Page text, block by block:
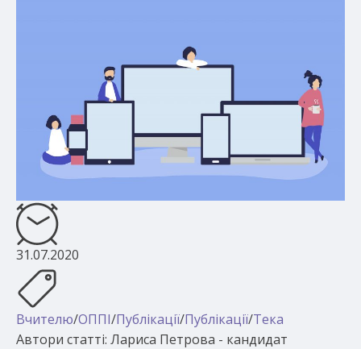
31.07.2020
Вчителю/ОППІ/Публікації/Публікації/Тека
Автори статті: Лариса Петрова - кандидат